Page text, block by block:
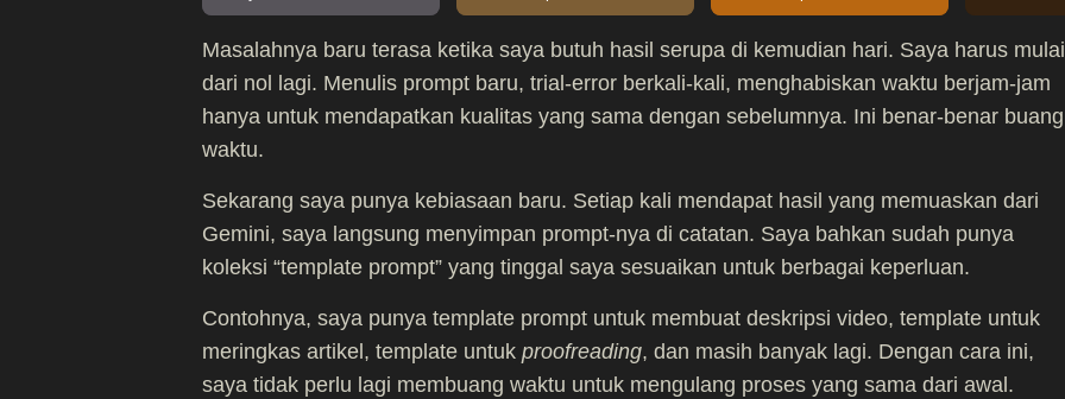
Masalahnya baru terasa ketika saya butuh hasil serupa di kemudian hari. Saya harus mulai
dari nol lagi. Menulis prompt baru, trial-error berkali-kali, menghabiskan waktu berjam-jam
hanya untuk mendapatkan kualitas yang sama dengan sebelumnya. Ini benar-benar buang
waktu.
Sekarang saya punya kebiasaan baru. Setiap kali mendapat hasil yang memuaskan dari
Gemini, saya langsung menyimpan prompt-nya di catatan. Saya bahkan sudah punya
koleksi “template prompt” yang tinggal saya sesuaikan untuk berbagai keperluan.
Contohnya, saya punya template prompt untuk membuat deskripsi video, template untuk
meringkas artikel, template untuk proofreading, dan masih banyak lagi. Dengan cara ini,
saya tidak perlu lagi membuang waktu untuk mengulang proses yang sama dari awal.